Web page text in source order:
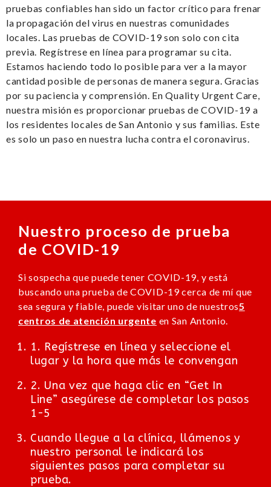
pruebas confiables han sido un factor crítico para frenar
la propagación del virus en nuestras comunidades
locales. Las pruebas de COVID-19 son solo con cita
previa. Regístrese en línea para programar su cita.
Estamos haciendo todo lo posible para ver a la mayor
cantidad posible de personas de manera segura. Gracias
por su paciencia y comprensión. En Quality Urgent Care,
nuestra misión es proporcionar pruebas de COVID-19 a
los residentes locales de San Antonio y sus familias. Este
es solo un paso en nuestra lucha contra el coronavirus.
Nuestro proceso de prueba
de COVID-19
Si sospecha que puede tener COVID-19, y está
buscando una prueba de COVID-19 cerca de mí que
sea segura y fiable, puede visitar uno de nuestros5
centros de atención urgente en San Antonio.
1. Regístrese en línea y seleccione el
lugar y la hora que más le convengan
2. Una vez que haga clic en “Get In
Line” asegúrese de completar los pasos
1-5
Cuando llegue a la clínica, llámenos y
nuestro personal le indicará los
siguientes pasos para completar su
prueba.